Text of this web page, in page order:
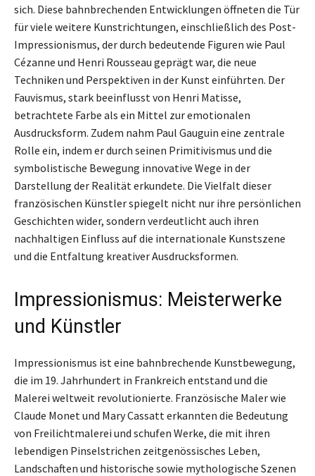
sich. Diese bahnbrechenden Entwicklungen öffneten die Tür
für viele weitere Kunstrichtungen, einschließlich des Post-
Impressionismus, der durch bedeutende Figuren wie Paul
Cézanne und Henri Rousseau geprägt war, die neue
Techniken und Perspektiven in der Kunst einführten. Der
Fauvismus, stark beeinflusst von Henri Matisse,
betrachtete Farbe als ein Mittel zur emotionalen
Ausdrucksform. Zudem nahm Paul Gauguin eine zentrale
Rolle ein, indem er durch seinen Primitivismus und die
symbolistische Bewegung innovative Wege in der
Darstellung der Realität erkundete. Die Vielfalt dieser
französischen Künstler spiegelt nicht nur ihre persönlichen
Geschichten wider, sondern verdeutlicht auch ihren
nachhaltigen Einfluss auf die internationale Kunstszene
und die Entfaltung kreativer Ausdrucksformen.
Impressionismus: Meisterwerke
und Künstler
Impressionismus ist eine bahnbrechende Kunstbewegung,
die im 19. Jahrhundert in Frankreich entstand und die
Malerei weltweit revolutionierte. Französische Maler wie
Claude Monet und Mary Cassatt erkannten die Bedeutung
von Freilichtmalerei und schufen Werke, die mit ihren
lebendigen Pinselstrichen zeitgenössisches Leben,
Landschaften und historische sowie mythologische Szenen